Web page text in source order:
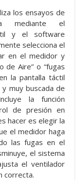
los ensayos de
mediante el
y el software
selecciona el
en el medidor y
de Aire” o “fugas
la pantalla táctil
muy buscada de
la función
de presión en
hacer es elegir la
el medidor haga
las fugas en el
el sistema
el ventilador
correcta.